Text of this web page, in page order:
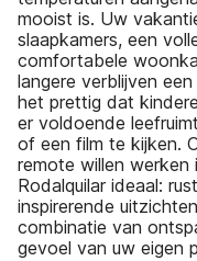
mooist is. Uw
slaapkamers, een
comfortabele
langere verblijven
het prettig dat
er voldoende
of een film te kijken.
remote willen werken
Rodalquilar ideaal:
inspirerende
combinatie van
gevoel van uw eigen